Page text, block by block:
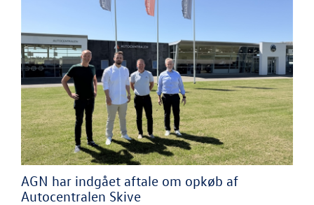
AGN har indgået aftale om opkøb af
Autocentralen Skive